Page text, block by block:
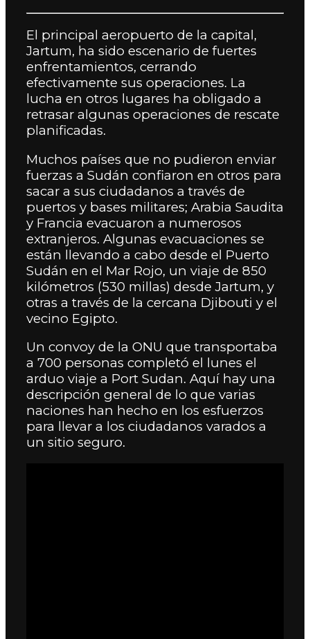
El principal aeropuerto de la capital,
Jartum, ha sido escenario de fuertes
enfrentamientos, cerrando
efectivamente sus operaciones. La
lucha en otros lugares ha obligado a
retrasar algunas operaciones de rescate
planificadas.
Muchos países que no pudieron enviar
fuerzas a Sudán confiaron en otros para
sacar a sus ciudadanos a través de
puertos y bases militares; Arabia Saudita
y Francia evacuaron a numerosos
extranjeros. Algunas evacuaciones se
están llevando a cabo desde el Puerto
Sudán en el Mar Rojo, un viaje de 850
kilómetros (530 millas) desde Jartum, y
otras a través de la cercana Djibouti y el
vecino Egipto.
Un convoy de la ONU que transportaba
a 700 personas completó el lunes el
arduo viaje a Port Sudan. Aquí hay una
descripción general de lo que varias
naciones han hecho en los esfuerzos
para llevar a los ciudadanos varados a
un sitio seguro.